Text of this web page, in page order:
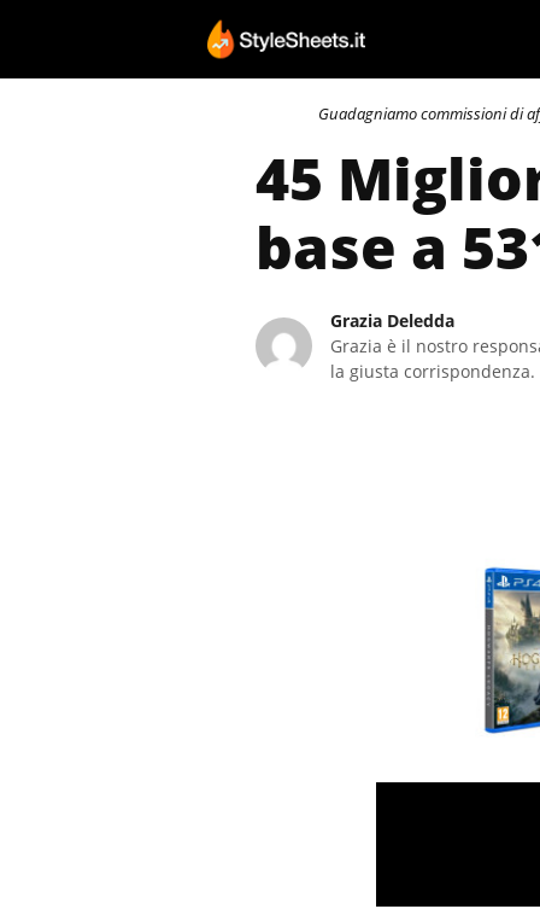
contenuto
Guadagniamo commissioni di
45
base a
Grazia Deledda
Grazia è il nostro
la giusta